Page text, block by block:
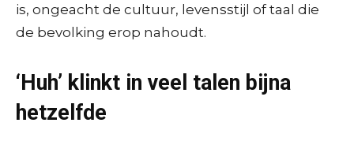
is, ongeacht de cultuur, levensstijl of taal die
de bevolking erop nahoudt.
‘Huh’ klinkt in veel talen bijna
hetzelfde